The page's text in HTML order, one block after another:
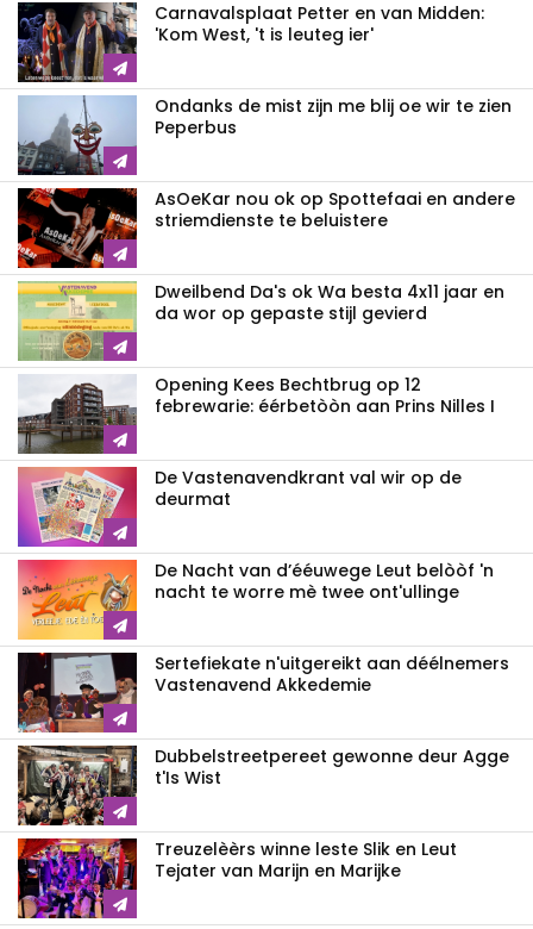
Carnavalsplaat Petter en van Midden:
'Kom West, 't is leuteg ier'
Ondanks de mist zijn me blij oe wir te zien
Peperbus
AsOeKar nou ok op Spottefaai en andere
striemdienste te beluistere
Dweilbend Da's ok Wa besta 4x11 jaar en
da wor op gepaste stijl gevierd
Opening Kees Bechtbrug op 12
febrewarie: éérbetòòn aan Prins Nilles I
De Vastenavendkrant val wir op de
deurmat
De Nacht van d’ééuwege Leut belòòf 'n
nacht te worre mè twee ont'ullinge
Sertefiekate n'uitgereikt aan déélnemers
Vastenavend Akkedemie
Dubbelstreetpereet gewonne deur Agge
t'Is Wist
Treuzelèèrs winne leste Slik en Leut
Tejater van Marijn en Marijke